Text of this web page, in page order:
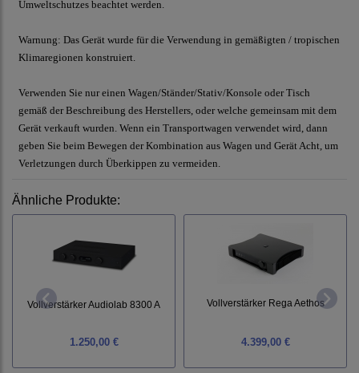
Umweltschutzes beachtet werden.
Warnung: Das Gerät wurde für die Verwendung in gemäßigten / tropischen
Klimaregionen konstruiert.
Verwenden Sie nur einen Wagen/Ständer/Stativ/Konsole oder Tisch
gemäß der Beschreibung des Herstellers, oder welche gemeinsam mit dem
Gerät verkauft wurden. Wenn ein Transportwagen verwendet wird, dann
geben Sie beim Bewegen der Kombination aus Wagen und Gerät Acht, um
Verletzungen durch Überkippen zu vermeiden.
Ähnliche Produkte:
Vollverstärker Audiolab 8300 A
1.250,00 €
Vollverstärker Rega Aethos
4.399,00 €